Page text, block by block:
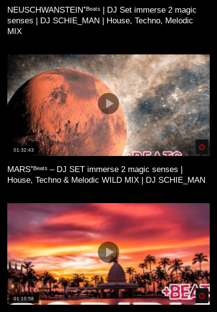
NEUSCHWANSTEIN⁺ᴮᵉᵃᵗˢ | DJ Set immerse 2 magic
senses | DJ SCHIE_MAN | House, Techno, Melodic
MIX
01:32:43
MARS⁺ᴮᵉᵃᵗˢ – DJ SET immerse 2 magic senses |
House, Techno & Melodic WILD MIX | DJ SCHIE_MAN
01:10:58